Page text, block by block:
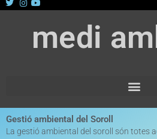
medi
Gestió ambiental del Soroll
La gestió ambiental del soroll són totes